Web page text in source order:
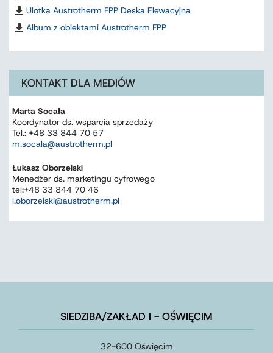
Ulotka Austrotherm FPP Deska Elewacyjna
Album z obiektami Austrotherm FPP
KONTAKT DLA MEDIÓW
Marta Socała
Koordynator ds. wsparcia sprzedaży
Tel.: +48 33 844 70 57
m.socala@austrotherm.pl
Łukasz Oborzelski
Menedżer ds. marketingu cyfrowego
tel:+48 33 844 70 46
l.oborzelski@austrotherm.pl
SIEDZIBA/ZAKŁAD I - OŚWIĘCIM
32-600 Oświęcim